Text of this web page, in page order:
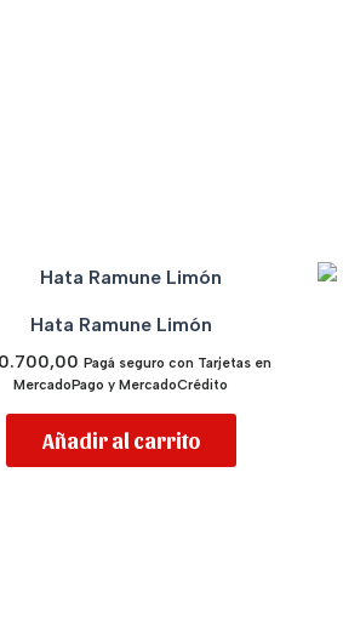
Hata Ramune Limón
Pagá seguro con Tarjetas en
MercadoPago y MercadoCrédito
Añadir al carrito